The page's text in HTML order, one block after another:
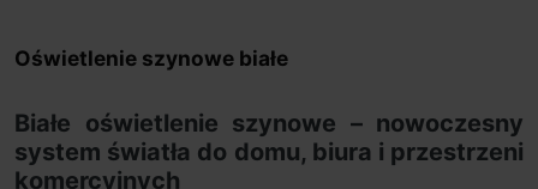
Oświetlenie szynowe białe
Białe oświetlenie szynowe – nowoczesny
system światła do domu, biura i przestrzeni
komercyjnych